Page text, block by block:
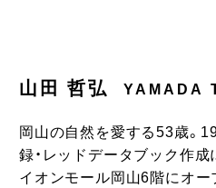
山田 哲弘
YAMADA
岡山の自然を愛する53歳。
録・レッドデータブック作
イオンモール岡山6階にオー